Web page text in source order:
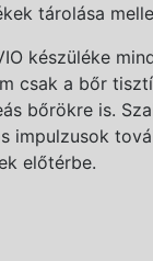
tárolása
készüléke
csak a bőr
bőrökre is.
impulzusok
előtérbe.